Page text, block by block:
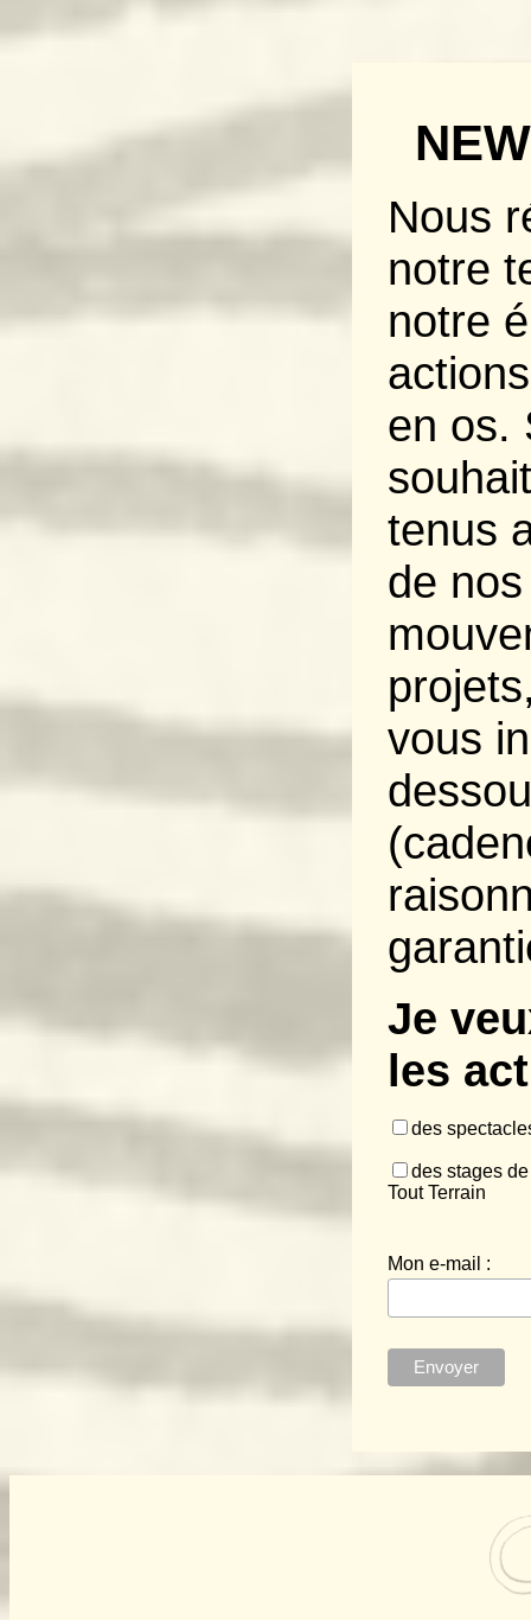
Nous
notre
notre
en os.
tenus
de nos
vous
Je
les
des
des stages
Tout Terrain
Mon e-mail :